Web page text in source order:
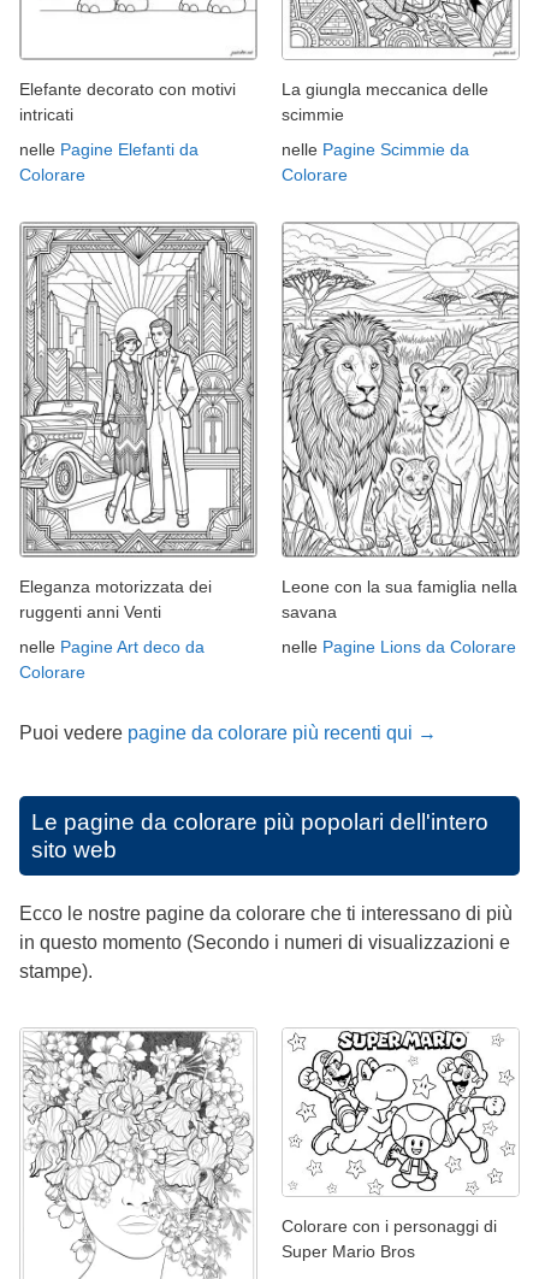
Elefante decorato con motivi
intricati
nelle Pagine Elefanti da
Colorare
La giungla meccanica delle
scimmie
nelle Pagine Scimmie da
Colorare
Eleganza motorizzata dei
ruggenti anni Venti
nelle Pagine Art deco da
Colorare
Leone con la sua famiglia nella
savana
nelle Pagine Lions da Colorare
Puoi vedere pagine da colorare più recenti qui →
Le pagine da colorare più popolari dell'intero
sito web
Ecco le nostre pagine da colorare che ti interessano di più
in questo momento (Secondo i numeri di visualizzazioni e
stampe).
Colorare con i personaggi di
Super Mario Bros